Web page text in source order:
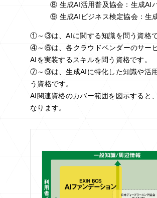
⑧ 生成AI活用普及協会：生成AI
⑨ 生成AIビジネス検定協会：生
①～③は、AIに関する知識を問う資格で
④～⑥は、各クラウドベンダーのサー
AIを実装するスキルを問う資格です。
⑦～⑨は、生成AIに特化した知識や活
う資格です。
AI関連資格のカバー範囲を図示すると
なります。